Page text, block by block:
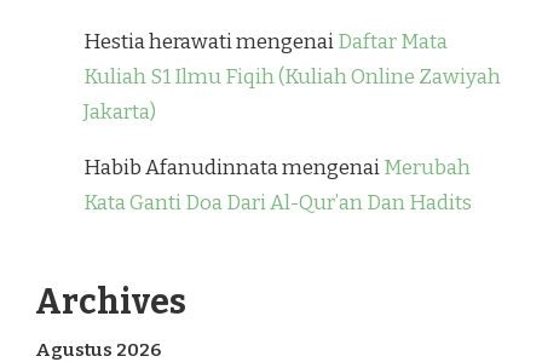
Hestia herawatimengenaiDaftar Mata
Kuliah S1 Ilmu Fiqih (Kuliah Online Zawiyah
Jakarta)
Habib AfanudinnatamengenaiMerubah
Kata Ganti Doa Dari Al-Qur’an Dan Hadits
Archives
Agustus 2026